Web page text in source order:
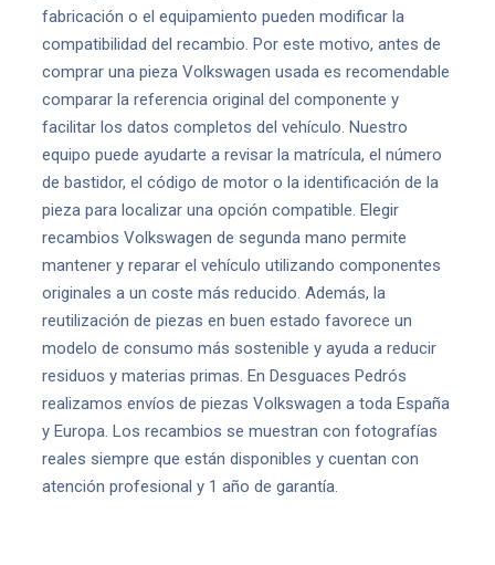
fabricación o el equipamiento pueden modificar la
compatibilidad del recambio. Por este motivo, antes de
comprar una pieza Volkswagen usada es recomendable
comparar la referencia original del componente y
facilitar los datos completos del vehículo. Nuestro
equipo puede ayudarte a revisar la matrícula, el número
de bastidor, el código de motor o la identificación de la
pieza para localizar una opción compatible. Elegir
recambios Volkswagen de segunda mano permite
mantener y reparar el vehículo utilizando componentes
originales a un coste más reducido. Además, la
reutilización de piezas en buen estado favorece un
modelo de consumo más sostenible y ayuda a reducir
residuos y materias primas. En Desguaces Pedrós
realizamos envíos de piezas Volkswagen a toda España
y Europa. Los recambios se muestran con fotografías
reales siempre que están disponibles y cuentan con
atención profesional y 1 año de garantía.